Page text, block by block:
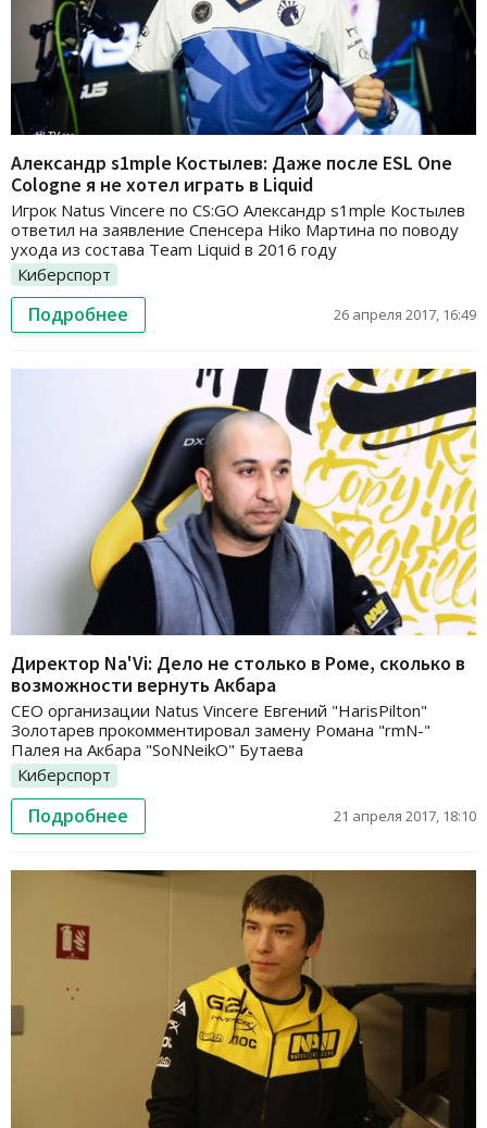
Александр s1mple Костылев: Даже после ESL One
Cologne я не хотел играть в Liquid
Игрок Natus Vincere по CS:GO Александр s1mple Костылев
ответил на заявление Спенсера Hiko Мартина по поводу
ухода из состава Team Liquid в 2016 году
Киберспорт
Подробнее 26 апреля 2017, 16:49
Директор Na'Vi: Дело не столько в Роме, сколько в
возможности вернуть Акбара
CEO организации Natus Vincere Евгений "HarisPilton"
Золотарев прокомментировал замену Романа "rmN-"
Палея на Акбара "SoNNeikO" Бутаева
Киберспорт
Подробнее 21 апреля 2017, 18:10